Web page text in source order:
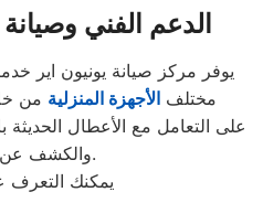
الدعم الفني
يوفر مركز صيانة يونيون اير
مختلف الأجهزة المنزلية من
على التعامل مع الأعطال
والكشف عن الأعطال.
يمكنك